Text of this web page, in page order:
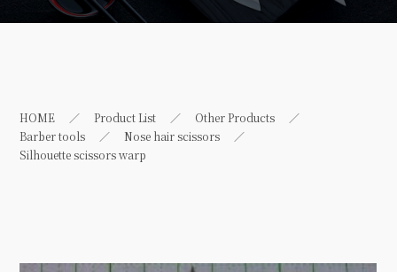
HOME Product List
Other Products
Barber tools
Nose hair scissors
Silhouette scissors warp